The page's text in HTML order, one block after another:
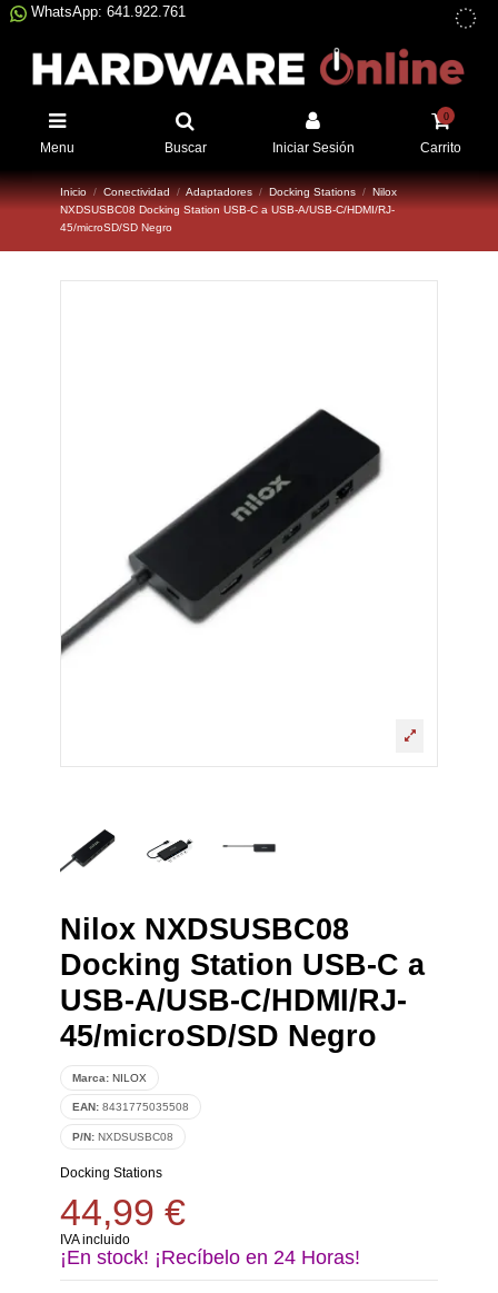
WhatsApp: 641.922.761
Menu Buscar Iniciar Sesión
0
Carrito
Inicio Conectividad Adaptadores Docking Stations
Nilox
NXDSUSBC08 Docking Station USB-C a USB-A/USB-C/HDMI/RJ-
45/microSD/SD Negro
Nilox NXDSUSBC08
Docking Station USB-C a
USB-A/USB-C/HDMI/RJ-
45/microSD/SD Negro
Marca: NILOX
EAN: 8431775035508
P/N: NXDSUSBC08
Docking Stations
44,99 €
IVA incluido
¡En stock! ¡Recíbelo en 24 Horas!